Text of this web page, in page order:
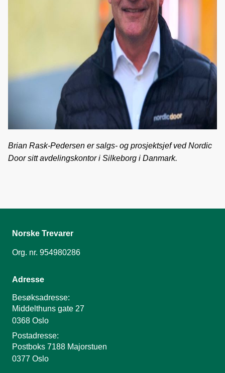
Brian Rask-Pedersen er salgs- og prosjektsjef ved Nordic
Door sitt avdelingskontor i Silkeborg i Danmark.
Norske Trevarer
Org. nr. 954980286
Adresse
Besøksadresse:
Middelthuns gate 27
0368 Oslo
Postadresse:
Postboks 7188 Majorstuen
0377 Oslo